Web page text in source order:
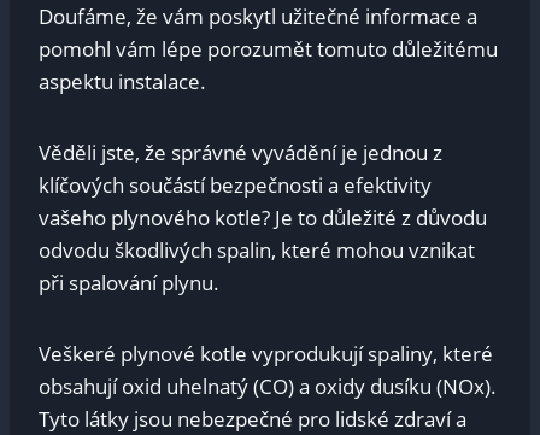
Doufáme, že vám poskytl užitečné informace a
pomohl vám lépe porozumět tomuto důležitému
aspektu instalace.
Věděli jste, že správné vyvádění je jednou z
klíčových součástí bezpečnosti a efektivity
vašeho plynového kotle? Je to důležité z důvodu
odvodu škodlivých spalin, které mohou vznikat
při spalování plynu.
Veškeré plynové kotle vyprodukují spaliny, které
obsahují oxid uhelnatý (CO) a oxidy dusíku (NOx).
Tyto látky jsou nebezpečné pro lidské zdraví a